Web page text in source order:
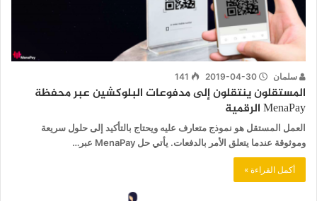
سلمان 2019-04-30
141
المستقلون ينتقلون إلى مدفوعات البلوكشين عبر محفظة
MenaPay الرقمية
العمل المستقل هو نموذج متعارف عليه ويحتاج بالتأكيد إلى حلول سريعة
وموثوقة عندما يتعلق الأمر بالدفعات. يأتي حل MenaPay عبر…
أكمل القراءة »